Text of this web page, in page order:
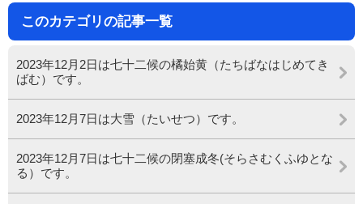
このカテゴリの記事一覧
2023年12月2日は七十二候の橘始黄（たちばなはじめてき
ばむ）です。
2023年12月7日は大雪（たいせつ）です。
2023年12月7日は七十二候の閉塞成冬(そらさむくふゆとな
る）です。